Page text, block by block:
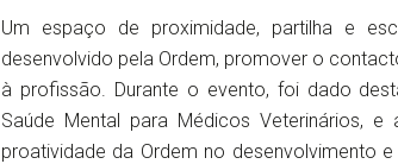
Um espaço de proximidade, partilha e
desenvolvido pela Ordem, promover o
à profissão. Durante o evento, foi dado
Saúde Mental para Médicos Veterinários,
proatividade da Ordem no desenvolvimento